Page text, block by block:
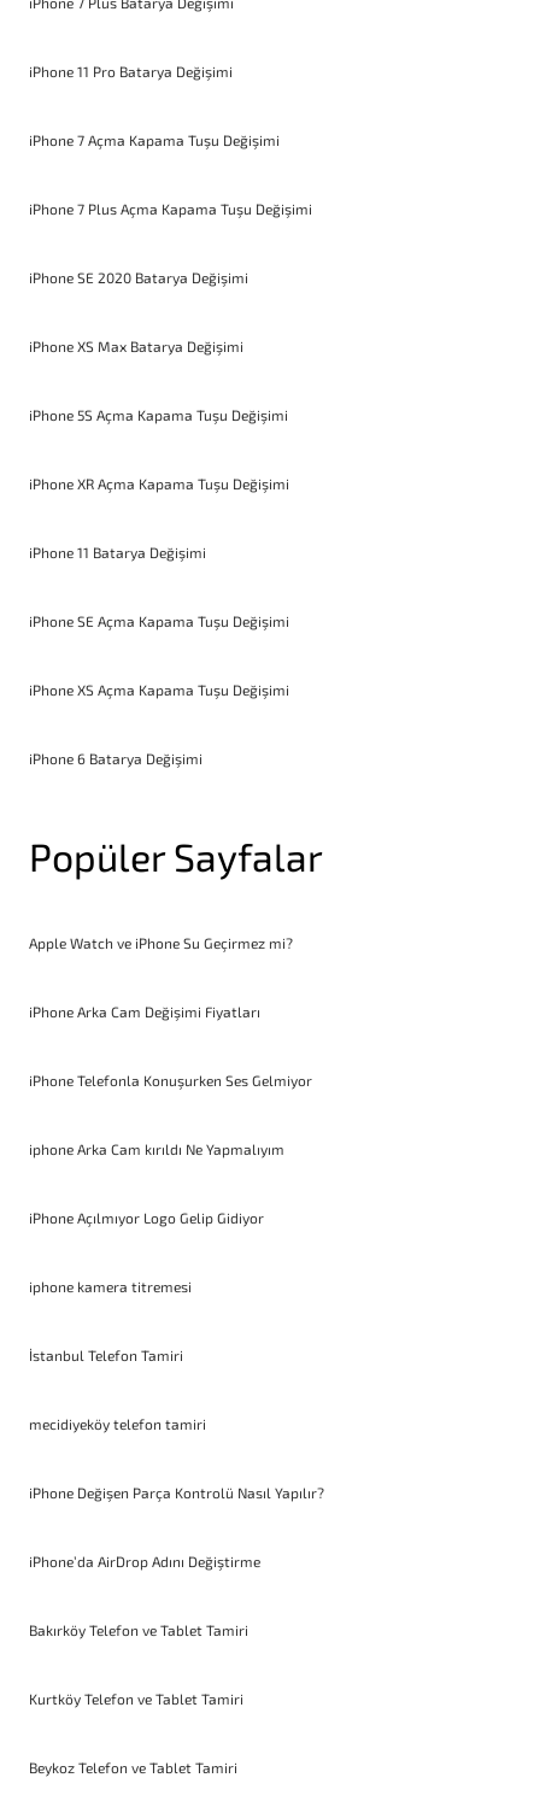
iPhone 11 Pro Batarya Değişimi
iPhone 7 Açma Kapama Tuşu Değişimi
iPhone 7 Plus Açma Kapama Tuşu Değişimi
iPhone SE 2020 Batarya Değişimi
iPhone XS Max Batarya Değişimi
iPhone 5S Açma Kapama Tuşu Değişimi
iPhone XR Açma Kapama Tuşu Değişimi
iPhone 11 Batarya Değişimi
iPhone SE Açma Kapama Tuşu Değişimi
iPhone XS Açma Kapama Tuşu Değişimi
iPhone 6 Batarya Değişimi
Popüler Sayfalar
Apple Watch ve iPhone Su Geçirmez mi?
iPhone Arka Cam Değişimi Fiyatları
iPhone Telefonla Konuşurken Ses Gelmiyor
iphone Arka Cam kırıldı Ne Yapmalıyım
iPhone Açılmıyor Logo Gelip Gidiyor
iphone kamera titremesi
İstanbul Telefon Tamiri
mecidiyeköy telefon tamiri
iPhone Değişen Parça Kontrolü Nasıl Yapılır?
iPhone’da AirDrop Adını Değiştirme
Bakırköy Telefon ve Tablet Tamiri
Kurtköy Telefon ve Tablet Tamiri
Beykoz Telefon ve Tablet Tamiri